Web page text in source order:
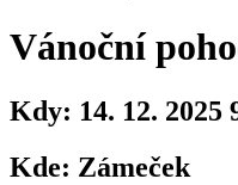
Vánoční
Kdy: 14. 12. 2025
Kde: Zámeček